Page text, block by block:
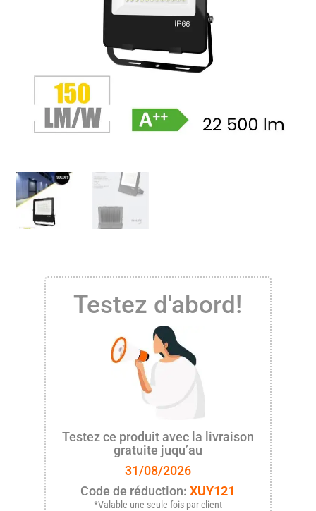
Testez d'abord!
Testez ce produit avec la livraison
gratuite juqu’au
31/08/2026
Code de réduction:XUY121
*Valable une seule fois par client